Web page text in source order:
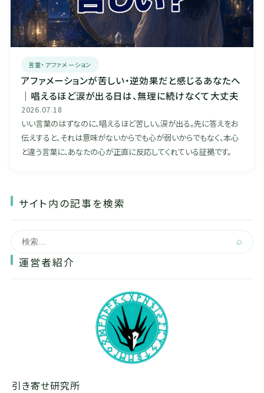
言霊・アファメーション
アファメーションが苦しい・逆効果だと感じるあなたへ
｜唱えるほど涙が出る日は、無理に続けなくて大丈夫
2026.07.18
いい言葉のはずなのに、唱えるほど苦しい。涙が出る。先に答えをお
伝えすると、それは意味がないからでも心が弱いからでもなく、本心
と違う言葉に、あなたの心が正直に反応してくれている証拠です。
サイト内の記事を検索
⌕
運営者紹介
引き寄せ研究所